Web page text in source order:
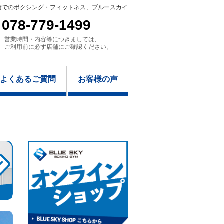
のボクシング・フィットネス、ブルースカイ
078-779-1499
営業時間・内容等につきましては、
ご利用前に必ず店舗にご確認ください。
よくあるご質問 お客様の声